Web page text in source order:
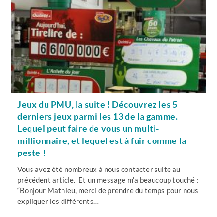
–
Vous
Mèneront
Sur
Le
Chemin
Du
Succès
!
Jeux du PMU, la suite ! Découvrez les 5
derniers jeux parmi les 13 de la gamme.
Lequel peut faire de vous un multi-
millionnaire, et lequel est à fuir comme la
peste !
Vous avez été nombreux à nous contacter suite au
précédent article. Et un message m’a beaucoup touché :
“Bonjour Mathieu, merci de prendre du temps pour nous
expliquer les différents…